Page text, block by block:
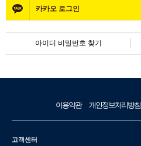
카카오 로그인
아이디 비밀번호 찾기
이용약관 개인정보처리방침
고객센터